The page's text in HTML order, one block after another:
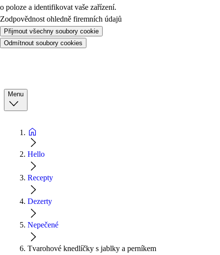
o poloze a identifikovat vaše zařízení.
Zodpovědnost ohledně firemních údajů
Přijmout všechny soubory cookie
Odmítnout soubory cookies
Menu
Hello
Recepty
Dezerty
Nepečené
Tvarohové knedlíčky s jablky a perníkem